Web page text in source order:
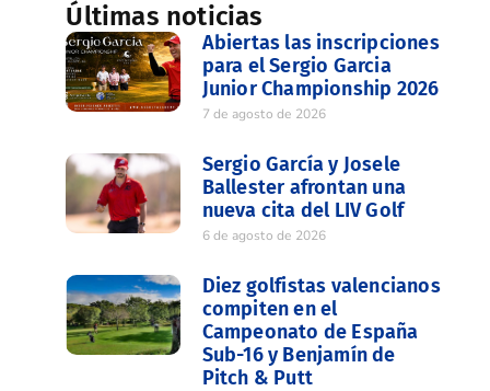
Últimas noticias
Abiertas las inscripciones
para el Sergio Garcia
Junior Championship 2026
7 de agosto de 2026
Sergio García y Josele
Ballester afrontan una
nueva cita del LIV Golf
6 de agosto de 2026
Diez golfistas valencianos
compiten en el
Campeonato de España
Sub-16 y Benjamín de
Pitch & Putt